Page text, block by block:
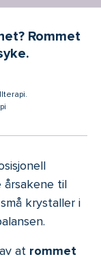
Rommet
årsakene til
krystaller i
at rommet